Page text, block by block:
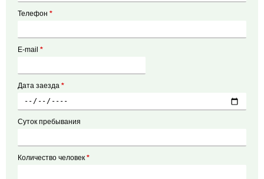
Телефон *
E-mail *
Дата заезда *
Суток пребывания
Количество человек *